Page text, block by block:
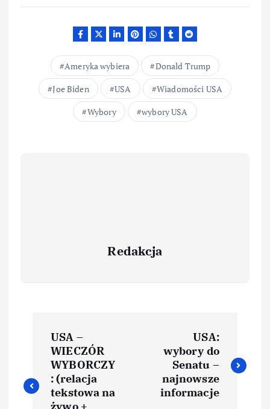
Ameryka wybiera
Donald Trump
Joe Biden
USA
Wiadomości USA
Wybory
wybory USA
Redakcja
USA –
WIECZÓR
WYBORCZY
: (relacja
tekstowa na
USA:
wybory do
Senatu –
najnowsze
informacje